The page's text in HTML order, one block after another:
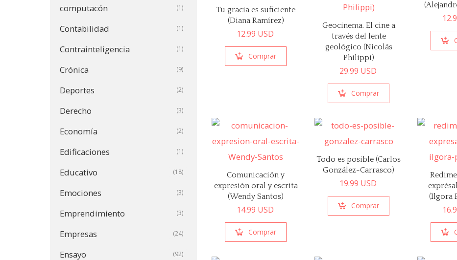
Tu gracia es suficiente
(Diana Ramírez)
12.99 USD
Comprar
Geocinema. El cine a
través del lente
geológico (Nicolás
Philippi)
29.99 USD
Comprar
Comunicación y
expresión oral y escrita
(Wendy Santos)
14.99 USD
Comprar
Todo es posible (Carlos
González-Carrasco)
19.99 USD
Comprar
(Ilgora
computacón (1)
Contabilidad (1)
Contrainteligencia (1)
Crónica (9)
Deportes (2)
Derecho (3)
Economía (2)
Edificaciones (1)
Educativo (18)
Emociones (3)
Emprendimiento (3)
Empresas (24)
Ensayo (92)